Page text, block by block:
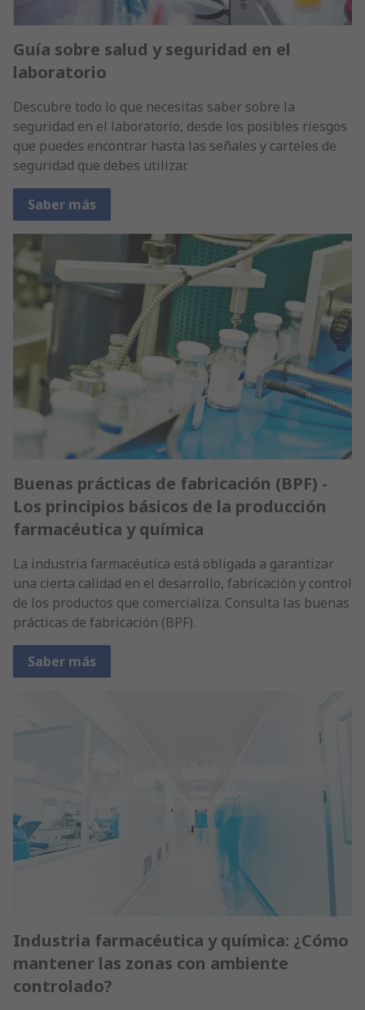
Guía sobre salud y seguridad en el
laboratorio
Descubre todo lo que necesitas saber sobre la
seguridad en el laboratorio, desde los posibles riesgos
que puedes encontrar hasta las señales y carteles de
seguridad que debes utilizar.
Saber más
Buenas prácticas de fabricación (BPF) -
Los principios básicos de la producción
farmacéutica y química
La industria farmacéutica está obligada a garantizar
una cierta calidad en el desarrollo, fabricación y control
de los productos que comercializa. Consulta las buenas
prácticas de fabricación (BPF).
Saber más
Industria farmacéutica y química: ¿Cómo
mantener las zonas con ambiente
controlado?